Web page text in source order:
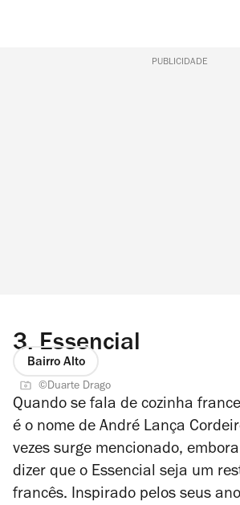
PUBLICIDADE
3. Essencial
Bairro Alto
©Duarte Drago
Quando se fala de cozinha
é o nome de André Lança
vezes surge mencionado,
dizer que o Essencial seja um
francês. Inspirado pelos seus